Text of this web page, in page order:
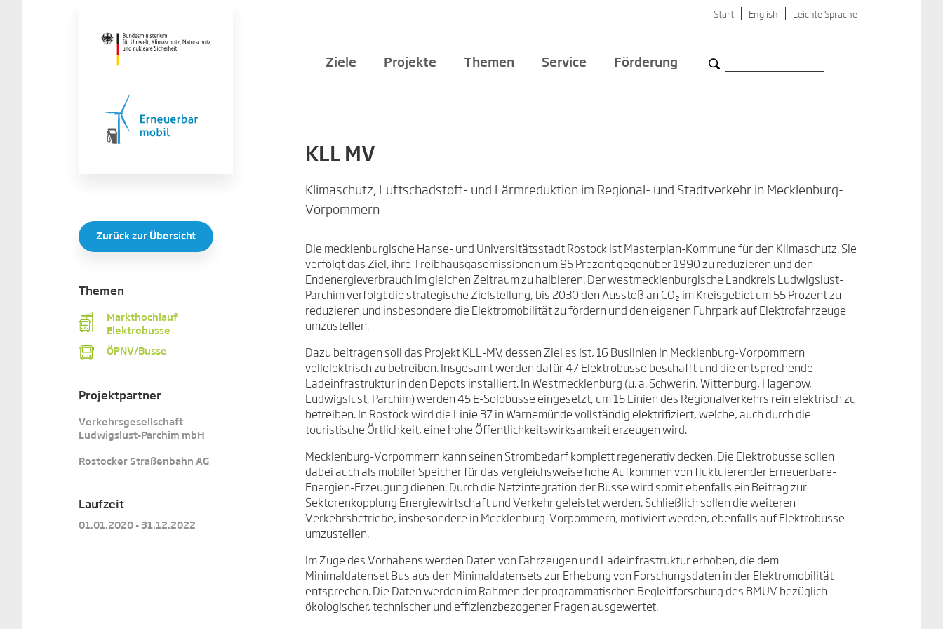
Start Leichte Sprache
English
Ziele Projekte Themen Service Förderung
Zurück zur Übersicht
Themen
Markthochlauf
Elektrobusse
ÖPNV/Busse
Projektpartner
Verkehrsgesellschaft
Ludwigslust-Parchim mbH
Rostocker Straßenbahn AG
Laufzeit
01.01.2020 - 31.12.2022
KLL MV
Klimaschutz, Luftschadstoff- und Lärmreduktion im Regional- und Stadtverkehr in Mecklenburg-
Vorpommern
Die mecklenburgische Hanse- und Universitätsstadt Rostock ist Masterplan-Kommune für den Klimaschutz. Sie
verfolgt das Ziel, ihre Treibhausgasemissionen um 95 Prozent gegenüber 1990 zu reduzieren und den
Endenergieverbrauch im gleichen Zeitraum zu halbieren. Der westmecklenburgische Landkreis Ludwigslust-
Parchim verfolgt die strategische Zielstellung, bis 2030 den Ausstoß an CO₂ im Kreisgebiet um 55 Prozent zu
reduzieren und insbesondere die Elektromobilität zu fördern und den eigenen Fuhrpark auf Elektrofahrzeuge
umzustellen.
Dazu beitragen soll das Projekt KLL-MV, dessen Ziel es ist, 16 Buslinien in Mecklenburg-Vorpommern
vollelektrisch zu betreiben. Insgesamt werden dafür 47 Elektrobusse beschafft und die entsprechende
Ladeinfrastruktur in den Depots installiert. In Westmecklenburg (u. a. Schwerin, Wittenburg, Hagenow,
Ludwigslust, Parchim) werden 45 E-Solobusse eingesetzt, um 15 Linien des Regionalverkehrs rein elektrisch zu
betreiben. In Rostock wird die Linie 37 in Warnemünde vollständig elektrifiziert, welche, auch durch die
touristische Örtlichkeit, eine hohe Öffentlichkeitswirksamkeit erzeugen wird.
Mecklenburg-Vorpommern kann seinen Strombedarf komplett regenerativ decken. Die Elektrobusse sollen
dabei auch als mobiler Speicher für das vergleichsweise hohe Aufkommen von fluktuierender Erneuerbare-
Energien-Erzeugung dienen. Durch die Netzintegration der Busse wird somit ebenfalls ein Beitrag zur
Sektorenkopplung Energiewirtschaft und Verkehr geleistet werden. Schließlich sollen die weiteren
Verkehrsbetriebe, insbesondere in Mecklenburg-Vorpommern, motiviert werden, ebenfalls auf Elektrobusse
umzustellen.
Im Zuge des Vorhabens werden Daten von Fahrzeugen und Ladeinfrastruktur erhoben, die dem
Minimaldatenset Bus aus den Minimaldatensets zur Erhebung von Forschungsdaten in der Elektromobilität
entsprechen. Die Daten werden im Rahmen der programmatischen Begleitforschung des BMUV bezüglich
ökologischer, technischer und effizienzbezogener Fragen ausgewertet.